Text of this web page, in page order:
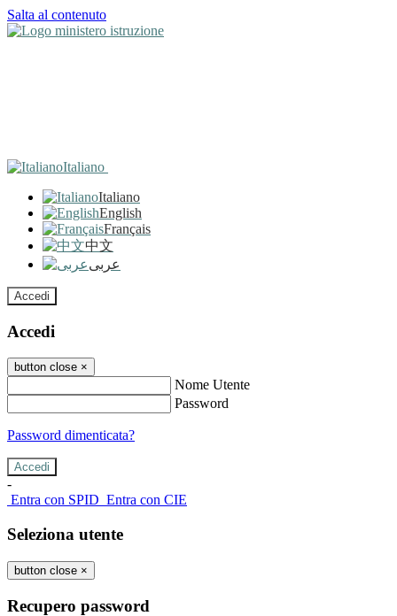
Salta al contenuto
Italiano
Italiano
English
Français
中文
عربى
Accedi
Accedi
button close ×
Nome Utente
Password
Password dimenticata?
-
Entra con SPID Entra con CIE
Seleziona utente
button close ×
Recupero password